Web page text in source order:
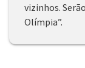
vizinhos.
Olímpia”.